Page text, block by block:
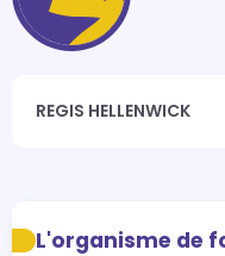
REGIS HELLENWICK
L'organisme de